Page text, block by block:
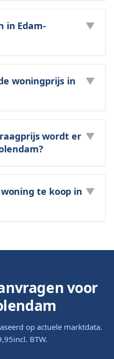
in Edam-
▼
woningprijs in
▼
wordt er ▼
te koop in ▼
voor
op actuele marktdata.
incl. BTW.